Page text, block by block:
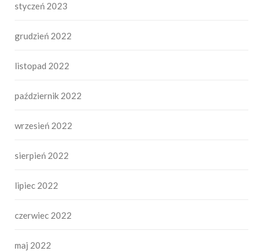
styczeń 2023
grudzień 2022
listopad 2022
październik 2022
wrzesień 2022
sierpień 2022
lipiec 2022
czerwiec 2022
maj 2022